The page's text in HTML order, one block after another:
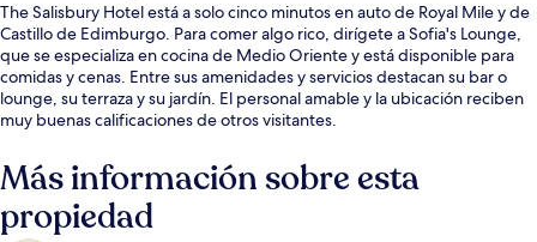
The Salisbury Hotel está a solo cinco minutos en auto de Royal Mile y de
Castillo de Edimburgo. Para comer algo rico, dirígete a Sofia's Lounge,
que se especializa en cocina de Medio Oriente y está disponible para
comidas y cenas. Entre sus amenidades y servicios destacan su bar o
lounge, su terraza y su jardín. El personal amable y la ubicación reciben
muy buenas calificaciones de otros visitantes.
Más información sobre esta
propiedad